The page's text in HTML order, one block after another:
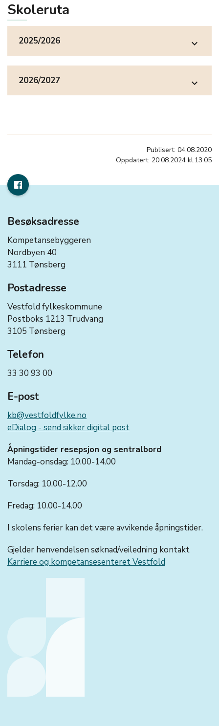
Skoleruta
2025/2026 expand_more
2026/2027 expand_more
Publisert: 04.08.2020
Oppdatert: 20.08.2024 kl.13:05
Besøksadresse
Kompetansebyggeren
Nordbyen 40
3111 Tønsberg
Postadresse
Vestfold fylkeskommune
Postboks 1213 Trudvang
3105 Tønsberg
Telefon
33 30 93 00
E-post
kb@vestfoldfylke.no
eDialog - send sikker digital post
Åpningstider resepsjon og sentralbord
Mandag-onsdag: 10.00-14.00
Torsdag: 10.00-12.00
Fredag: 10.00-14.00
I skolens ferier kan det være avvikende åpningstider.
Gjelder henvendelsen søknad/veiledning kontakt
Karriere og kompetansesenteret Vestfold